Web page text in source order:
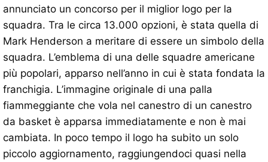
annunciato un concorso per il miglior logo per la
squadra. Tra le circa 13.000 opzioni, è stata quella di
Mark Henderson a meritare di essere un simbolo della
squadra. L’emblema di una delle squadre americane
più popolari, apparso nell’anno in cui è stata fondata la
franchigia. L’immagine originale di una palla
fiammeggiante che vola nel canestro di un canestro
da basket è apparsa immediatamente e non è mai
cambiata. In poco tempo il logo ha subito un solo
piccolo aggiornamento, raggiungendoci quasi nella